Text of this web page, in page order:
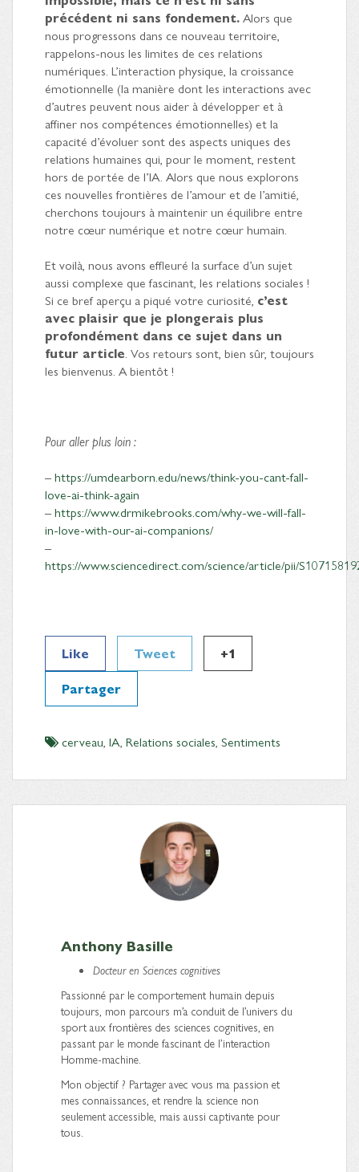
précédent ni sans fondement.Alors que
nous progressons dans ce nouveau territoire,
rappelons-nous les limites de ces relations
numériques. L’interaction physique, la croissance
émotionnelle (la manière dont les interactions avec
d’autres peuvent nous aider à développer et à
affiner nos compétences émotionnelles) et la
capacité d’évoluer sont des aspects uniques des
relations humaines qui, pour le moment, restent
hors de portée de l’IA. Alors que nous explorons
ces nouvelles frontières de l’amour et de l’amitié,
cherchons toujours à maintenir un équilibre entre
notre cœur numérique et notre cœur humain.
Et voilà, nous avons effleuré la surface d’un sujet
aussi complexe que fascinant, les relations sociales !
Si ce bref aperçu a piqué votre curiosité, c’est
avec plaisir que je plongerais plus
profondément dans ce sujet dans un
futur article. Vos retours sont, bien sûr, toujours
les bienvenus. A bientôt !
Pour aller plus loin :
–https://umdearborn.edu/news/think-you-cant-fall-
love-ai-think-again
–https://www.drmikebrooks.com/why-we-will-fall-
in-love-with-our-ai-companions/
–
https://www.sciencedirect.com/science/article/pii/
Like Tweet
+1
Partager
cerveau, IA, Relations sociales, Sentiments
Anthony Basille
Docteur en Sciences cognitives
Passionné par le comportement humain depuis
toujours, mon parcours m’a conduit de l’univers du
sport aux frontières des sciences cognitives, en
passant par le monde fascinant de l’interaction
Homme-machine.
Mon objectif ? Partager avec vous ma passion et
mes connaissances, et rendre la science non
seulement accessible, mais aussi captivante pour
tous.